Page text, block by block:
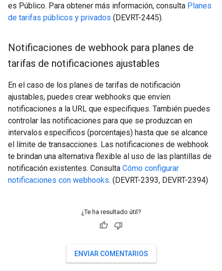
es Público. Para obtener más información, consulta Planes
de tarifas públicos y privados (DEVRT-2445).
Notificaciones de webhook para planes de
tarifas de notificaciones ajustables
En el caso de los planes de tarifas de notificación
ajustables, puedes crear webhooks que envíen
notificaciones a la URL que especifiques. También puedes
controlar las notificaciones para que se produzcan en
intervalos específicos (porcentajes) hasta que se alcance
el límite de transacciones. Las notificaciones de webhook
te brindan una alternativa flexible al uso de las plantillas de
notificación existentes. Consulta Cómo configurar
notificaciones con webhooks. (DEVRT-2393, DEVRT-2394)
¿Te ha resultado útil?
ENVIAR COMENTARIOS